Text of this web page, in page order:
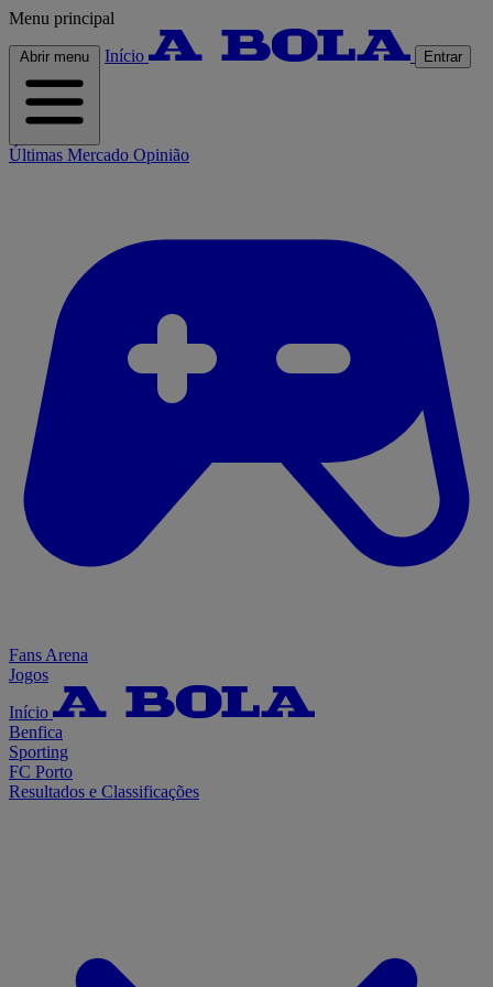
Menu principal
Abrir menu Início Entrar
Últimas Mercado Opinião
Fans Arena
Jogos
Início
Benfica
Sporting
FC Porto
Resultados e Classificações